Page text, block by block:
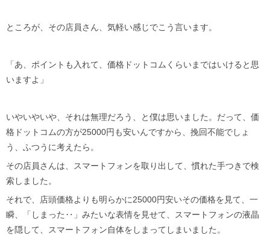
ところが、その店員さん、気軽い感じでこう言います。
「あ、ポイントも入れて、価格ドットコムくらいまではいけると思
いますよ」
いやいやいや、それは無理だろう、と僕は思いました。だって、価
格ドットコムの方が25000円も安いんですから、挽回不能でしょ
う、ふつうに考えたら。
その店員さんは、スマートフォンを取り出して、慣れた手つきで検
索しました。
それで、店頭価格よりも明らかに25000円安いその価格を見て、一
瞬、「しまった‥」みたいな表情を見せて、スマートフォンの液晶
を隠して、スマートフォン自体をしまってしまいました。